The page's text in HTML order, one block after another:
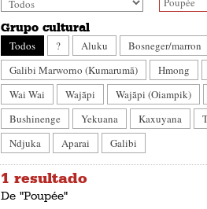
Grupo cultural
Todos
? Aluku
Bosneger/marron
Galibi Marworno (Kumarumã)
Hmong
Wai Wai
Wajãpi
Wajãpi (Oiampik)
Bushinenge
Yekuana Kaxuyana
Ndjuka
Aparai Galibi
1 resultado
De "Poupée"